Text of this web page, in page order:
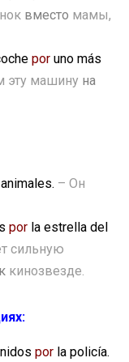
вместо мамы,
por uno más
эту машину на
– Он
por la estrella del
сильную
кинозвезде.
por la policía.